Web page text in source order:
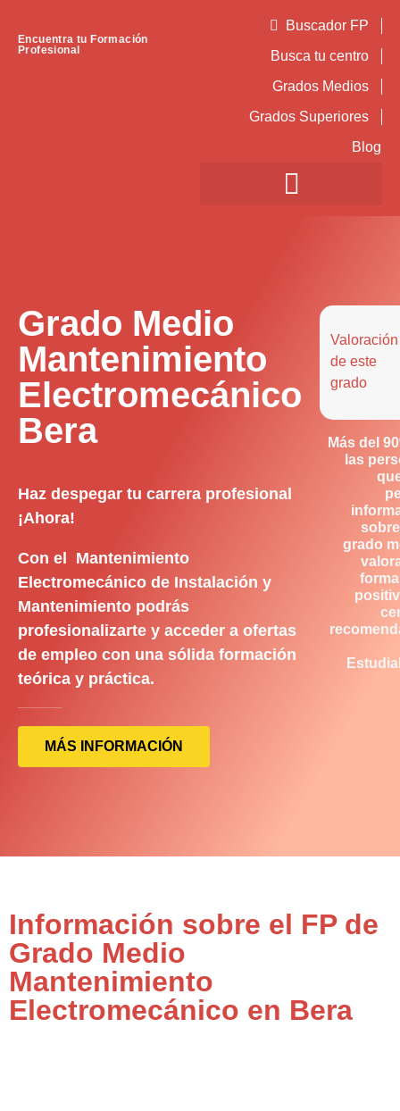
Encuentra tu Formación
Profesional
Buscador FP
Busca tu centro
Grados Medios
Grados Superiores
Blog
Grado Medio
Mantenimiento
Electromecánico
Bera
Haz despegar tu carrera profesional
¡Ahora!
Con el Mantenimiento
Electromecánico de Instalación y
Mantenimiento podrás
profesionalizarte y acceder a ofertas
de empleo con una sólida formación
teórica y práctica.
MÁS INFORMACIÓN
Valoración
de este
grado
Más del
las
grado
Información sobre el FP de
Grado Medio
Mantenimiento
Electromecánico en Bera